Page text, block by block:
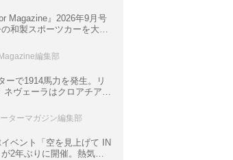
Magazine』2026年9月号
和製スポーツカーを大特
載
編集部
ーで1914馬力を発生。リ
ネヴェーラはクロアチア発
・完全版／115】
ターマガジン編集部
ベント「空を見上げて IN
2年ぶりに開催。熱気球